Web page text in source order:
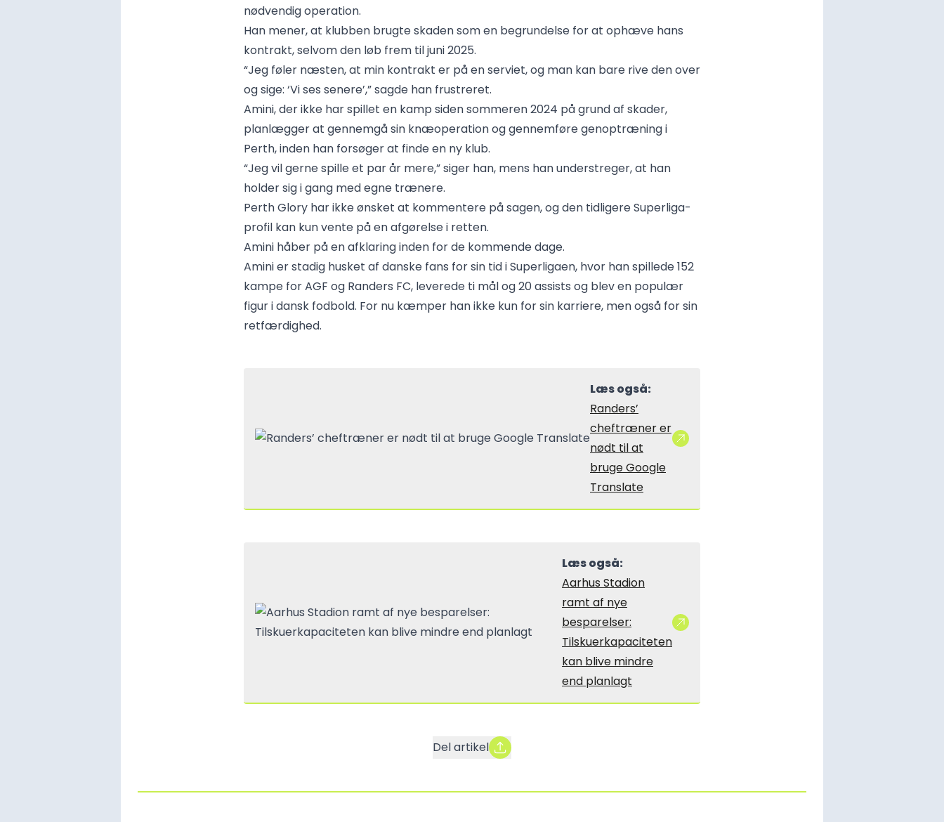
nødvendig operation.
Han mener, at klubben brugte skaden som en begrundelse for at ophæve hans
kontrakt, selvom den løb frem til juni 2025.
“Jeg føler næsten, at min kontrakt er på en serviet, og man kan bare rive den over
og sige: ‘Vi ses senere’,” sagde han frustreret.
Amini, der ikke har spillet en kamp siden sommeren 2024 på grund af skader,
planlægger at gennemgå sin knæoperation og gennemføre genoptræning i
Perth, inden han forsøger at finde en ny klub.
“Jeg vil gerne spille et par år mere,” siger han, mens han understreger, at han
holder sig i gang med egne trænere.
Perth Glory har ikke ønsket at kommentere på sagen, og den tidligere Superliga-
profil kan kun vente på en afgørelse i retten.
Amini håber på en afklaring inden for de kommende dage.
Amini er stadig husket af danske fans for sin tid i Superligaen, hvor han spillede 152
kampe for AGF og Randers FC, leverede ti mål og 20 assists og blev en populær
figur i dansk fodbold. For nu kæmper han ikke kun for sin karriere, men også for sin
retfærdighed.
Læs også:
Randers’
cheftræner er
nødt til at
bruge Google
Translate
Læs også:
Aarhus Stadion
ramt af nye
besparelser:
Tilskuerkapaciteten
kan blive mindre
end planlagt
Del artikel